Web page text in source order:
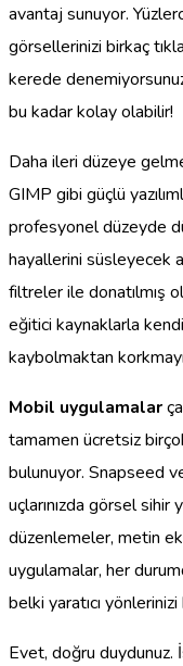
avantaj sunuyor.
görsellerinizi birkaç
kerede
bu kadar kolay olabilir!
Daha ileri düzeye
GIMP gibi güçlü
profesyonel düzeyde
hayallerini süsleyecek
filtreler ile donatılmış
eğitici kaynaklarla
kaybolmaktan
Mobil uygulamalar
tamamen ücretsiz
bulunuyor. Snapseed
uçlarınızda görsel sihir
düzenlemeler, metin
uygulamalar, her
belki yaratıcı
Evet, doğru duydunuz.